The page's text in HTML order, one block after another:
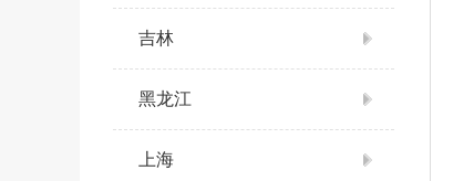
吉林
黑龙江
上海